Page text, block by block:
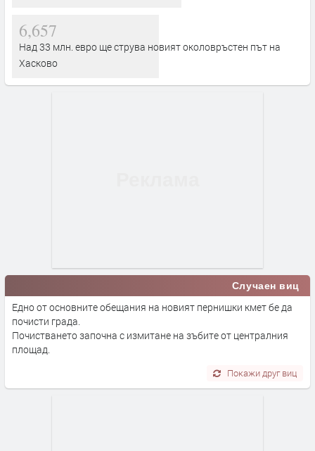
6,657
Над 33 млн. евро ще струва новият околовръстен път на
Хасково
Случаен виц
Едно от основните обещания на новият пернишки кмет бе да
почисти града.
Почистването започна с измитане на зъбите от централния
площад.
Покажи друг виц